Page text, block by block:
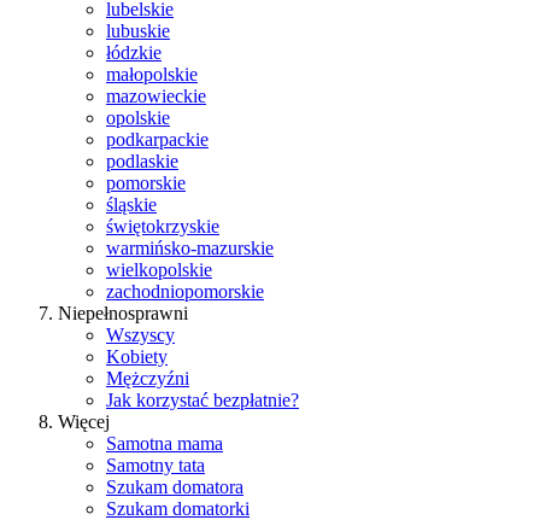
lubelskie
lubuskie
łódzkie
małopolskie
mazowieckie
opolskie
podkarpackie
podlaskie
pomorskie
śląskie
świętokrzyskie
warmińsko-mazurskie
wielkopolskie
zachodniopomorskie
Niepełnosprawni
Wszyscy
Kobiety
Mężczyźni
Jak korzystać bezpłatnie?
Więcej
Samotna mama
Samotny tata
Szukam domatora
Szukam domatorki